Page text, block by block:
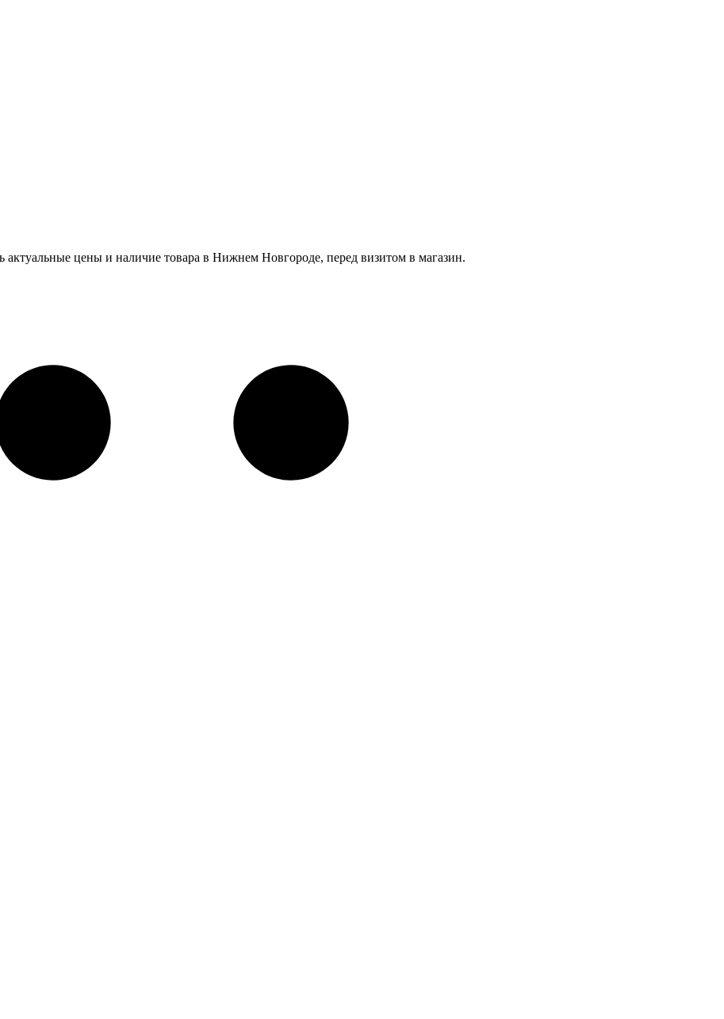
актуальные цены и наличие товара в Нижнем Новгороде, перед визитом в магазин.